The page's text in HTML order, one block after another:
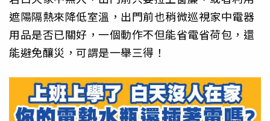
遮陽隔熱來降低室溫，出門前也稍微巡視家中電器
用品是否已關好，一個動作不但能省電省荷包，還
能避免釀災，可謂是一舉三得！